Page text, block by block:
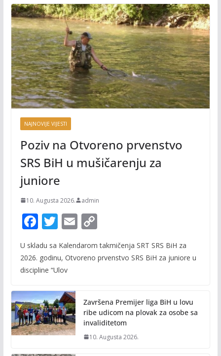
NAJNOVIJE VIJESTI
Poziv na Otvoreno prvenstvo
SRS BiH u mušičarenju za
juniore
10. Augusta 2026. admin
F
ac
e
b
o
k
T
w
itt
er
E
m
ai
C
o
p
y
n
k
U skladu sa Kalendarom takmičenja SRT SRS BiH za
2026. godinu, Otvoreno prvenstvo SRS BiH za juniore u
discipline “Ulov
Završena Premijer liga BiH u lovu
ribe udicom na plovak za osobe sa
invaliditetom
10. Augusta 2026.